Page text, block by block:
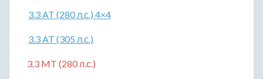
3.3 AT (280 л.с.) 4×4
3.3 AT (305 л.с.)
3.3 MT (280 л.с.)